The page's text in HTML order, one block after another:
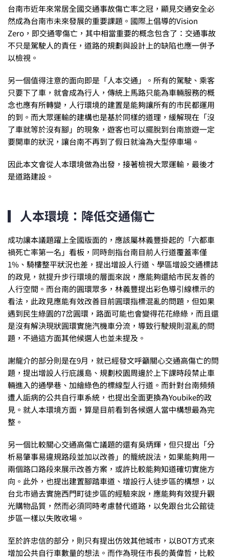
台南市近年來常居全國交通事故傷亡率之冠，顯見交通安全必
然成為台南市未來發展的重要課題。國際上倡導的Vision
Zero，即交通零傷亡，其中相當重要的概念包含了：交通事故
不只是駕駛人的責任，道路的規劃與設計上的缺陷也應一併予
以檢視。
另一個值得注意的面向即是「人本交通」。所有的駕駛、乘客
只要下了車，就會成為行人，傳統上馬路只能為車輛服務的概
念也應有所轉變，人行環境的建置是能夠讓所有的市民都運用
的到。而大眾運輸的建構也是基於同樣的道理，緩解現在「沒
了車就等於沒有腳」的現象，遊客也可以擺脫到台南旅遊一定
要開車的狀況，讓台南不再到了假日就淪為大型停車場。
因此本文會從人本環境做為出發，接著檢視大眾運輸，最後才
是道路建設。
▎人本環境：降低交通傷亡
成功讓本議題躍上全國版面的，應該屬林義豐掛起的「六都車
禍死亡率第一名」看板，同時劍指台南目前人行道覆蓋率僅
1%、騎樓整平狀況也差，提出增設人行道、學區增設交通標誌
的政見，就提升步行環境的層面來說，應能夠還給市民友善的
人行空間。而台南的圓環眾多，林義豐提出彩色導引線標示的
看法，此政見應能有效改善目前圓環指標混亂的問題，但如果
遇到民生綠園的7岔圓環，路面可能也會變得花花綠綠，而且還
是沒有解決現狀圓環實施汽機車分流，導致行駛規則混亂的問
題，不過這方面其他候選人也並未提及。
謝龍介的部分則是在9月，就已經發文呼籲關心交通高傷亡的問
題，提出增設人行庇護島、規劃校園周邊於上下課時段禁止車
輛進入的通學巷、加繪綠色的標線型人行道。而針對台南頻頻
遭人詬病的公共自行車系統，也提出全面更換為Youbike的政
見。就人本環境方面，算是目前看到各候選人當中構想最為完
整。
另一個比較關心交通高傷亡議題的還有吳炳輝，但只提出「分
析易肇事易違規路段並加以改善」的籠統說法，如果能夠用一
兩個路口路段來展示改善方案，或許比較能夠知道確切實施方
向。此外，也提出建置腳踏車道、增設行人徒步區的構想，以
台北市過去實施西門町徒步區的經驗來說，應能夠有效提升觀
光購物品質，然而必須同時考慮替代道路，以免跟台北公館徒
步區一樣以失敗收場。
至於許忠信的部分，則只有提出仿效其他城市，以BOT方式來
增加公共自行車數量的想法。而作為現任市長的黃偉哲，比較